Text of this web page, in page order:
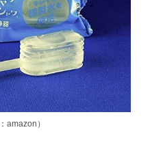
amazon）